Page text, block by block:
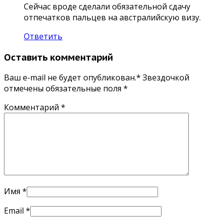
Сейчас вроде сделали обязательной сдачу
отпечатков пальцев на австралийскую визу.
Ответить
Оставить комментарий
Ваш e-mail не будет опубликован.* Звездочкой
отмечены обязательные поля *
Комментарий *
Имя *
Email *